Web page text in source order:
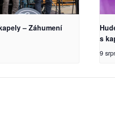
– Záhumení
s
9